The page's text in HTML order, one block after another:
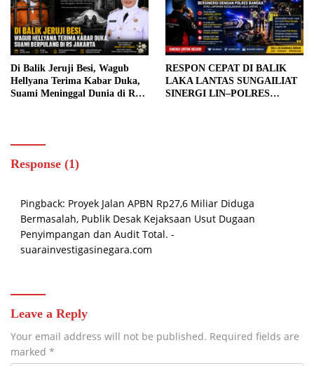
Di Balik Jeruji Besi, Wagub
Hellyana Terima Kabar Duka,
Suami Meninggal Dunia di RS
RESPON CEPAT DI BALIK
LAKA LANTAS SUNGAILIAT
SINERGI LIN–POLRES
Response (1)
Pingback: Proyek Jalan APBN Rp27,6 Miliar Diduga
Bermasalah, Publik Desak Kejaksaan Usut Dugaan
Penyimpangan dan Audit Total. -
suarainvestigasinegara.com
Leave a Reply
Your email address will not be published. Required fields are
marked *